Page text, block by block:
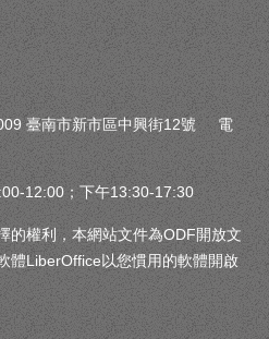
臺南市新市區中興街12號 電
12:00；下午13:30-17:30
的權利，本網站文件為ODF開放文
體LiberOffice以您慣用的軟體開啟